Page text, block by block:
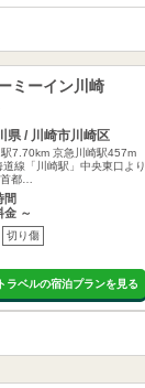
ミーイン川崎
県 / 川崎市川崎区
7.70km 京急川崎駅457m
道線「川崎駅」中央東口よ
都…
間
金 ～
切り傷
ラベルの宿泊プランを見る